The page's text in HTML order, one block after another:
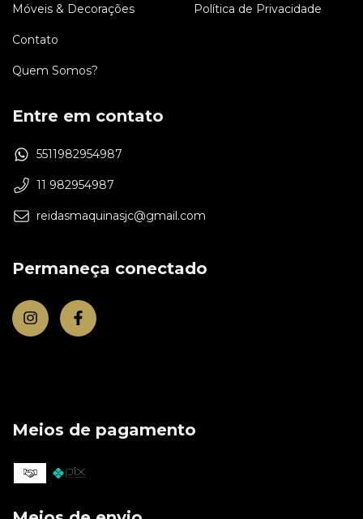
Móveis & Decorações
Contato
Quem Somos?
Política de Privacidade
Entre em contato
5511982954987
11 982954987
reidasmaquinasjc@gmail.com
Permaneça conectado
Meios de pagamento